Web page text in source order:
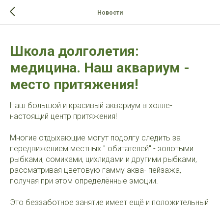
Новости
Школа долголетия:
медицина. Наш аквариум -
место притяжения!
Наш большой и красивый аквариум в холле-
настоящий центр притяжения!
Многие отдыхающие могут подолгу следить за
передвижением местных " обитателей" - золотыми
рыбками, сомиками, цихлидами и другими рыбками,
рассматривая цветовую гамму аква- пейзажа,
получая при этом определённые эмоции.
Это беззаботное занятие имеет ещё и положительный